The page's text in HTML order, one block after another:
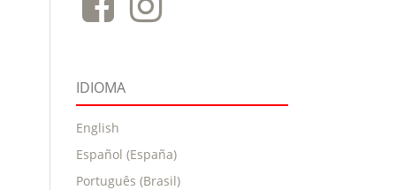
IDIOMA
English
Español (España)
Português (Brasil)